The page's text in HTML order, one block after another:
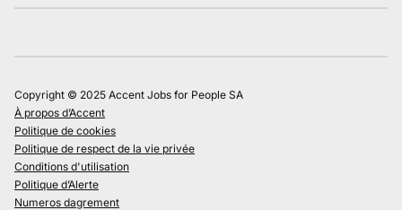
Copyright © 2025 Accent Jobs for People SA
À propos d’Accent
Politique de cookies
Politique de respect de la vie privée
Conditions d'utilisation
Politique d’Alerte
Numeros dagrement